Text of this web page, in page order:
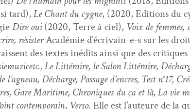
tard), Le Chant du cygne, (2020, Edi­tions du
Dire oui(2020, Terre à ciel), Voix de femmes,
résis­terAcadémie d’écrivain-e‑s sur les
des textes inédits ain­si que des
Le Lit­téraire, le Salon Lit­téraire,
l’ag­neau, Décharge, Pas­sage d’en­cres, Test
Gare Mar­itime, Chroniques du ça et là, La vie
con­tem­po­rain, Ver­so. Elle est l’auteure de la